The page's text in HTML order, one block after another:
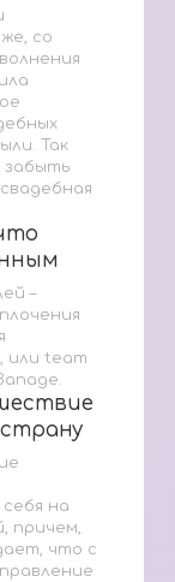
со
Так
забыть
–
или team
на
причем,
что с